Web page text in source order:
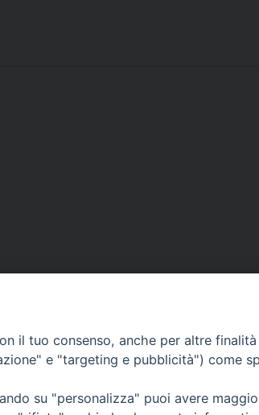
il tuo consenso, anche per altre
e "targeting e pubblicità") come
su "personalizza" puoi avere